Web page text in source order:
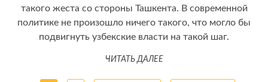
такого жеста со стороны Ташкента. В современной
политике не произошло ничего такого, что могло бы
подвигнуть узбекские власти на такой шаг.
ЧИТАТЬ ДАЛЕЕ